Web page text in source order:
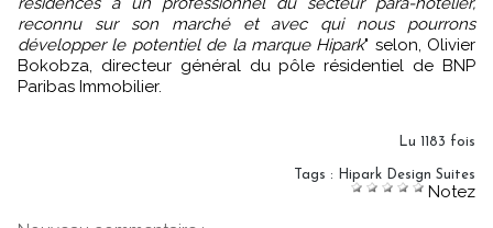
reconnu sur son marché et avec qui nous pourrons
développer le potentiel de la marque Hipark" selon, Olivier
Bokobza, directeur général du pôle résidentiel de BNP
Paribas Immobilier.
Lu 1183 fois
Tags : Hipark Design Suites
Notez